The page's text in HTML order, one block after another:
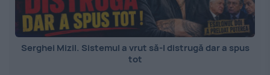
Serghei Mizil. Sistemul a vrut să-l distrugă dar a spus
tot